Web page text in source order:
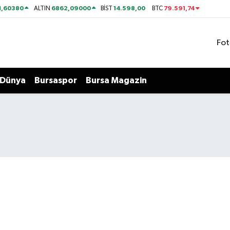
ALTIN 6862,09000 BİST14.598,00 BTC 79.591,74
Dünya Bursaspor Bursa Magazin